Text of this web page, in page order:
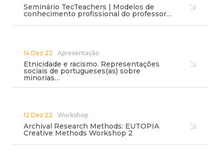
Seminário TecTeachers | Modelos de
conhecimento profissional do professor…
14 Dez 22 Apresentação
Etnicidade e racismo. Representações
sociais de portugueses(as) sobre
minorias…
12 Dez 22 Workshop
Archival Research Methods: EUTOPIA
Creative Methods Workshop 2